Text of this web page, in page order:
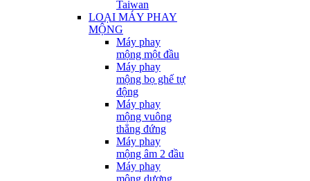
Taiwan
LOẠI MÁY PHAY
MỘNG
Máy phay
mộng một đầu
Máy phay
mộng bọ ghế tự
động
Máy phay
mộng vuông
thẳng đứng
Máy phay
mộng âm 2 đầu
Máy phay
mộng dương